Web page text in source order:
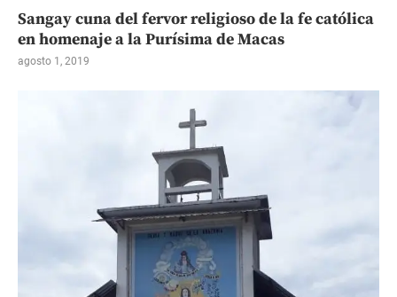
Sangay cuna del fervor religioso de la fe católica
en homenaje a la Purísima de Macas
agosto 1, 2019